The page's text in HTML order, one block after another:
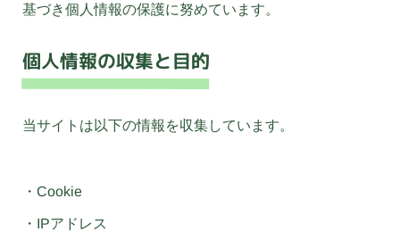
基づき個人情報の保護に努めています。
個人情報の収集と目的
当サイトは以下の情報を収集しています。
・Cookie
・IPアドレス